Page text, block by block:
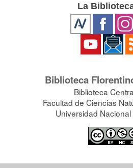
La
Biblioteca
Biblioteca
Facultad de Ciencias
Universidad